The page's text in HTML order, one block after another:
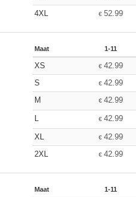
4XL €52.99
Maat 1-11
XS €42.99
S
€42.99
M
€42.99
L €42.99
XL €42.99
2XL
€42.99
Maat 1-11